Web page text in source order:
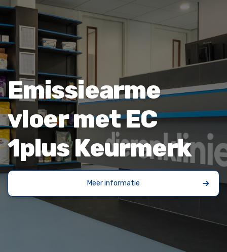
Emissiearme
vloer met EC
1plus Keurmerk
Meer informatie